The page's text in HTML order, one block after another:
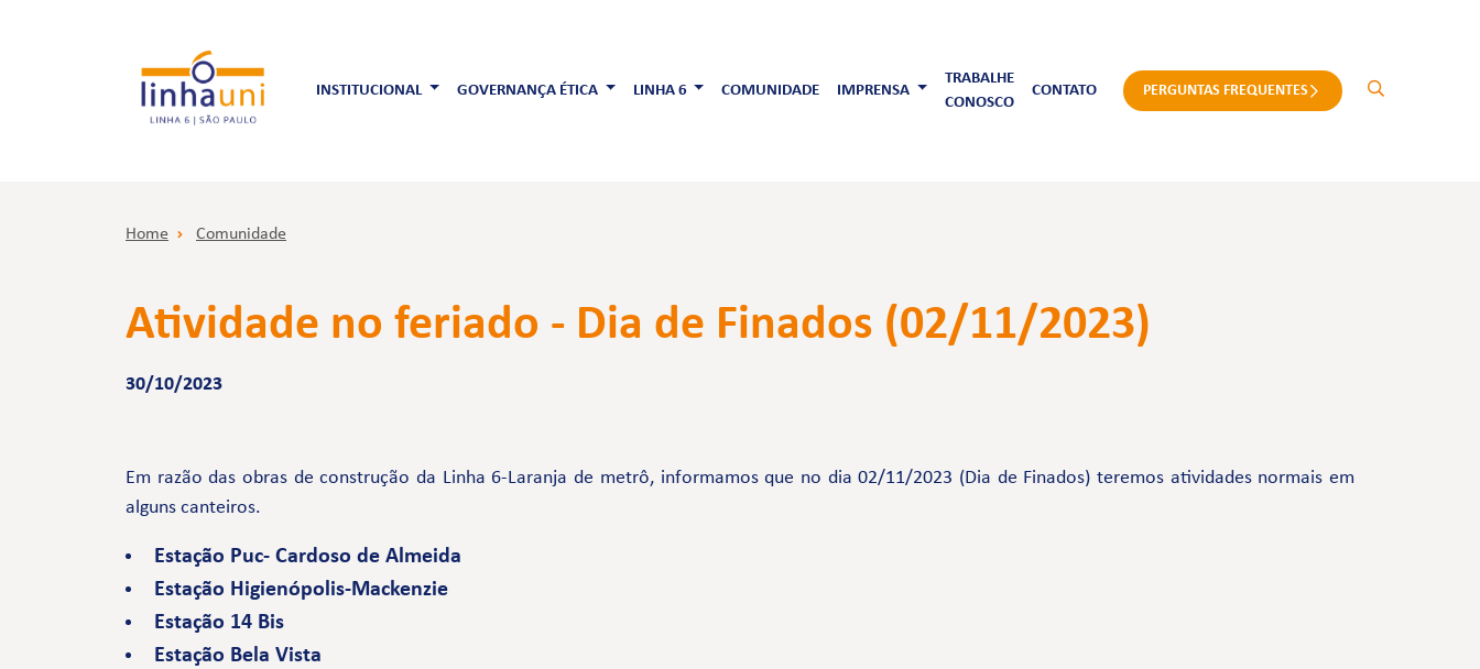
INSTITUCIONAL GOVERNANÇA ÉTICA LINHA 6 COMUNIDADE IMPRENSA
TRABALHE
CONOSCO
CONTATO PERGUNTAS FREQUENTES
Home Comunidade
Atividade no feriado - Dia de Finados (02/11/2023)
30/10/2023
Em razão das obras de construção da Linha 6-Laranja de metrô, informamos que no dia 02/11/2023 (Dia de Finados) teremos atividades normais em
alguns canteiros.
Estação Puc- Cardoso de Almeida
Estação Higienópolis-Mackenzie
Estação 14 Bis
Estação Bela Vista